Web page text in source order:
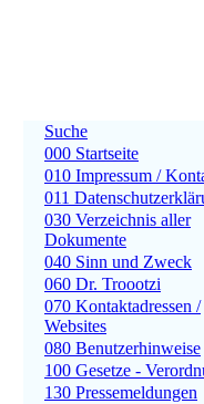
Suche
000 Startseite
010 Impressum /
011
030 Verzeichnis aller
Dokumente
040 Sinn und Zweck
060 Dr. Troootzi
070 Kontaktadressen /
Websites
080 Benutzerhinweise
100 Gesetze -
130 Pressemeldungen